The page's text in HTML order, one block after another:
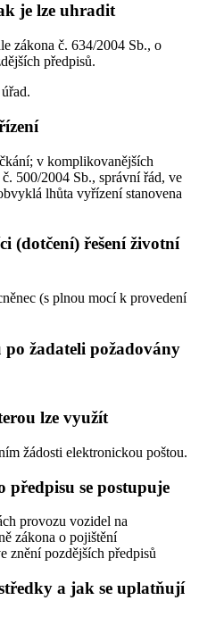
je lze uhradit
zákona č. 634/2004 Sb., o
předpisů.
v komplikovanějších
500/2004 Sb., správní řád, ve
lhůta vyřízení stanovena
(dotčení) řešení životní
(s plnou mocí k provedení
po žadateli požadovány
lze využít
žádosti elektronickou poštou.
předpisu se postupuje
provozu vozidel na
zákona o pojištění
znění pozdějších předpisů
a jak se uplatňují